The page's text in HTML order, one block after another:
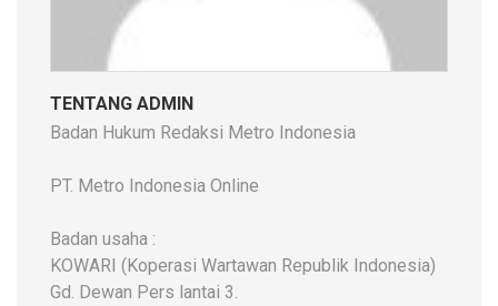
TENTANG ADMIN
Badan Hukum Redaksi Metro Indonesia
PT. Metro Indonesia Online
Badan usaha :
KOWARI (Koperasi Wartawan Republik Indonesia)
Gd. Dewan Pers lantai 3.